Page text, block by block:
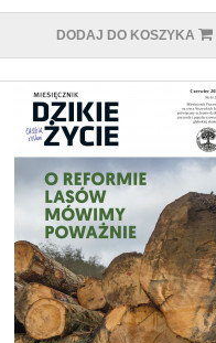
DODAJ DO KOSZYKA